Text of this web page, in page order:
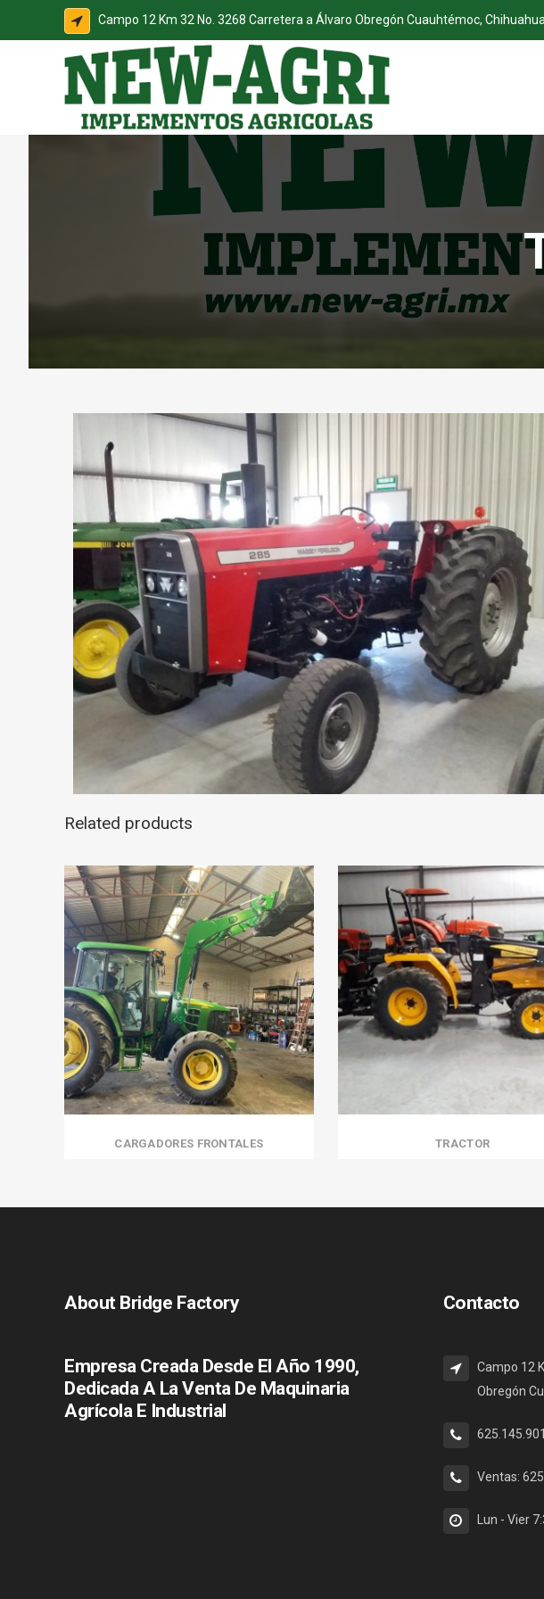
Campo 12 Km 32 No. 3268 Carretera a Álvaro Obregón Cuauhtémoc, Chihuahua
Related products
CARGADORES FRONTALES TRACTOR
About Bridge Factory
Empresa Creada Desde El Año 1990,
Dedicada A La Venta De Maquinaria
Agrícola E Industrial
Contacto
Campo 12
Obregón
Ventas:
Lun - Vier